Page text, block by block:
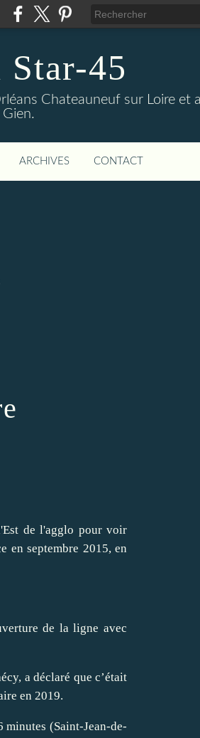
Star-45
Chateauneuf sur Loire et
ARCHIVES CONTACT
de l'agglo pour voir
en septembre 2015, en
de la ligne avec
a déclaré que c’était
en 2019.
minutes (Saint-Jean-de-